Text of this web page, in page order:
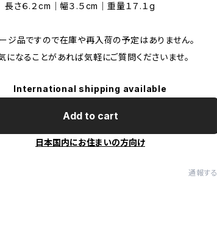
さ６.２cm｜幅３.５cm｜重量１７.１g
ージ品ですので在庫や再入荷の予定はありません。
気になることがあれば気軽にご質問くださいませ。
International shipping available
Add to cart
日本国内にお住まいの方向け
通報する